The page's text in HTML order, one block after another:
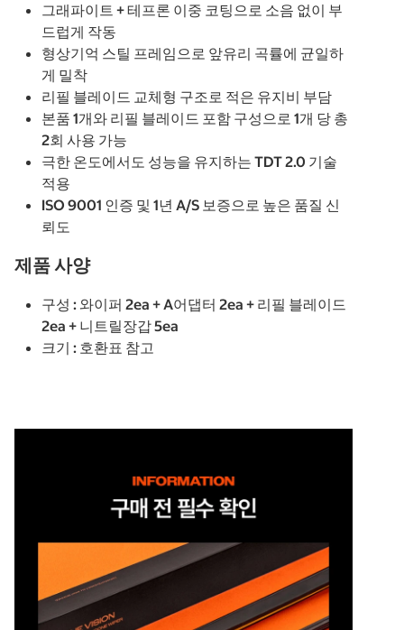
그래파이트 + 테프론 이중 코팅으로 소음 없이 부
드럽게 작동
형상기억 스틸 프레임으로 앞유리 곡률에 균일하
게 밀착
리필 블레이드 교체형 구조로 적은 유지비 부담
본품 1개와 리필 블레이드 포함 구성으로 1개 당 총
2회 사용 가능
극한 온도에서도 성능을 유지하는 TDT 2.0 기술
적용
ISO 9001 인증 및 1년 A/S 보증으로 높은 품질 신
뢰도
제품 사양
구성 : 와이퍼 2ea + A어댑터 2ea + 리필 블레이드
2ea + 니트릴장갑 5ea
크기 : 호환표 참고